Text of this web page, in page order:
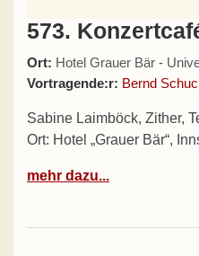
573.
Ort: Hotel Grauer Bär -
Vortragende:r: Bernd
Sabine Laimböck, Zither,
Ort: Hotel „Grauer Bär“,
mehr dazu...